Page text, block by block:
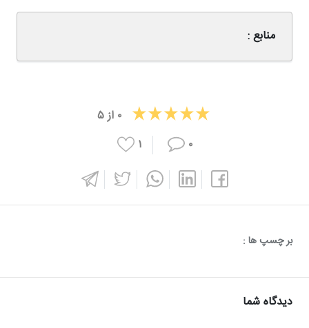
منابع :
۰ از۵
۰
۱
بر چسپ ها :
دیدگاه شما